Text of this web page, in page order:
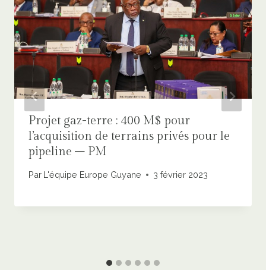
Projet gaz-terre : 400 M$ pour
l’acquisition de terrains privés pour le
pipeline – PM
Par L'équipe Europe Guyane 3 février 2023